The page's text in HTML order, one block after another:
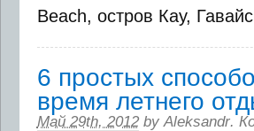
Beach, остров Кау,
6 простых
время летнего
Май 29th, 2012 byAleksandr.